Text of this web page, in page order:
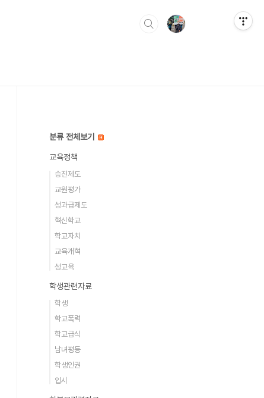
분류 전체보기
교육정책
승진제도
교원평가
성과급제도
혁신학교
학교자치
교육개혁
성교육
학생관련자료
학생
학교폭력
학교급식
남녀평등
학생인권
입시